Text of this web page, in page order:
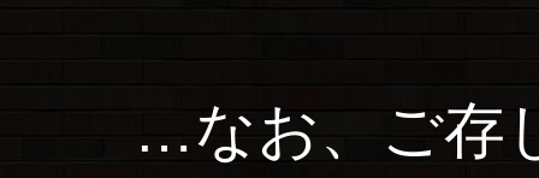
…なお、ご存